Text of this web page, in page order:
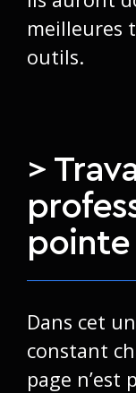
meilleures
outils.
>
pointe
Dans cet
constant
page n’est